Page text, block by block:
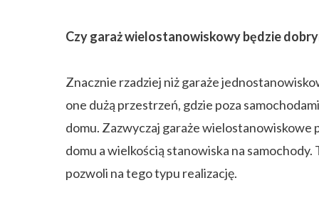
Czy garaż wielostanowiskowy będzie
Znacznie rzadziej niż garaże
one dużą przestrzeń, gdzie poza
domu. Zazwyczaj garaże wielostanowiskowe
domu a wielkością stanowiska na
pozwoli na tego typu realizację.